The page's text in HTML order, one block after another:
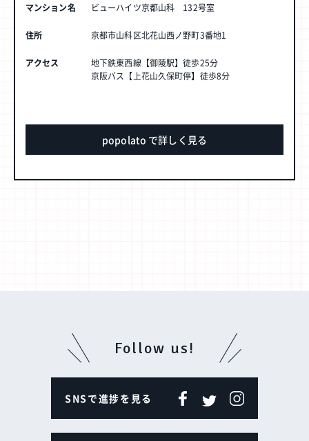
マンション名 ビューハイツ京都山科 132号室
住所 京都市山科区北花山西ノ野町3番地1
アクセス
地下鉄東西線【御陵駅】徒歩25分
京阪バス【上花山久保町停】徒歩8分
popolato で詳しく見る
Follow us!
SNSで進捗を見る